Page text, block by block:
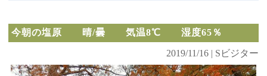
今朝の塩原 晴/曇 気温8℃ 湿度65％
2019/11/16 | Sビジター